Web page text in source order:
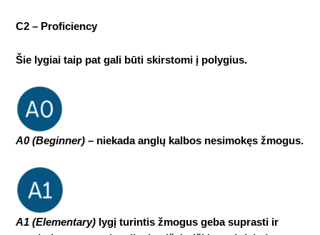
C2 – Proficiency
Šie lygiai taip pat gali būti skirstomi į polygius.
A0 (Beginner) – niekada anglų kalbos nesimokęs žmogus.
A1 (Elementary) lygį turintis žmogus geba suprasti ir